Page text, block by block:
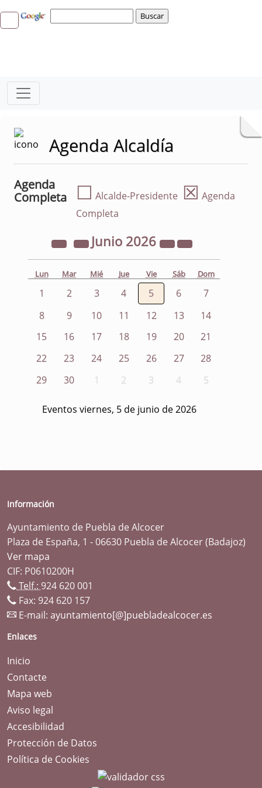
Agenda Alcaldía
Agenda
Completa
☐ Alcalde-Presidente ☒ Agenda
Completa
Junio 2026
Lun Mar Mié Jue Vie Sáb Dom
1 2 3 4 5 6
7
8
9 10 11 12 13
14
15
16 17 18 19 20
21
22
23 24 25 26 27
28
29
30 1 2 3 4 5
Eventos viernes, 5 de junio de 2026
Información
Ayuntamiento de Puebla de Alcocer
Plaza de España, 1 - 06630 Puebla de Alcocer (Badajoz)
Ver mapa
CIF: P0610200H
Telf.: 924 620 001
Fax: 924 620 157
E-mail: ayuntamiento[@]puebladealcocer.es
Enlaces
Inicio
Contacte
Mapa web
Aviso legal
Accesibilidad
Protección de Datos
Política de Cookies